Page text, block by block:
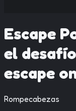
Escape
el
escape
Rompecabezas